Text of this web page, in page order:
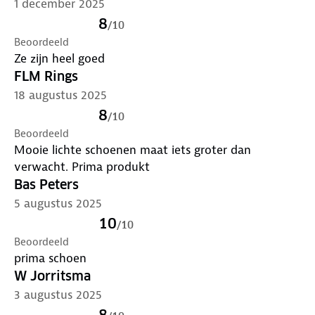
1 december 2025
8/10
Beoordeeld
Ze zijn heel goed
FLM Rings
18 augustus 2025
8/10
Beoordeeld
Mooie lichte schoenen maat iets groter dan
verwacht. Prima produkt
Bas Peters
5 augustus 2025
10/10
Beoordeeld
prima schoen
W Jorritsma
3 augustus 2025